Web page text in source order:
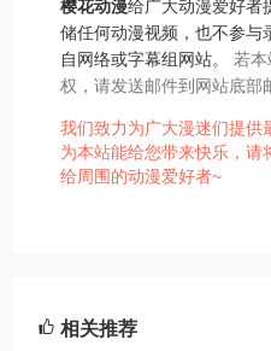
樱花动漫给广大动漫爱好者
储任何动漫视频，也不参与
自网络或字幕组网站。 若
权，请发送邮件到网站底部
我们致力为广大漫迷们提供
为本站能给您带来快乐，请
给周围的动漫爱好者~
相关推荐